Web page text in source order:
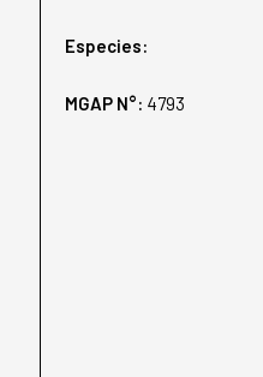
Especies:
MGAP N°: 4793